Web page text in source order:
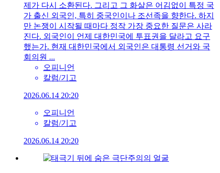
제가 다시 소환된다. 그리고 그 화살은 어김없이 특정 국
가 출신 외국인, 특히 중국인이나 조선족을 향한다. 하지
만 논쟁이 시작될 때마다 정작 가장 중요한 질문은 사라
진다. 외국인이 언제 대한민국에 투표권을 달라고 요구
했는가. 현재 대한민국에서 외국인은 대통령 선거와 국
회의원 ...
오피니언
칼럼/기고
2026.06.14 20:20
오피니언
칼럼/기고
2026.06.14 20:20